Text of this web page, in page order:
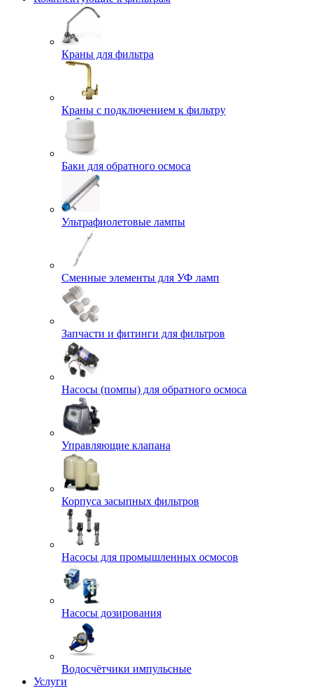
Краны для фильтра
Краны с подключением к фильтру
Баки для обратного осмоса
Ультрафиолетовые лампы
Сменные элементы для УФ ламп
Запчасти и фитинги для фильтров
Насосы (помпы) для обратного осмоса
Управляющие клапана
Корпуса засыпных фильтров
Насосы для промышленных осмосов
Насосы дозирования
Водосчётчики импульсные
Услуги